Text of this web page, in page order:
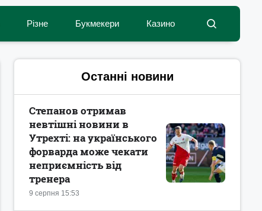
Різне Букмекери Казино
Останні новини
9 серпня 15:53
Степанов отримав
невтішні новини в
Утрехті: на українського
форварда може чекати
неприємність від
тренера